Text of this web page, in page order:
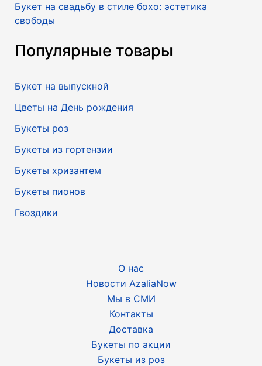
Букет на свадьбу в стиле бохо: эстетика
свободы
Популярные товары
Букет на выпускной
Цветы на День рождения
Букеты роз
Букеты из гортензии
Букеты хризантем
Букеты пионов
Гвоздики
О нас
Новости AzaliaNow
Мы в СМИ
Контакты
Доставка
Букеты по акции
Букеты из роз